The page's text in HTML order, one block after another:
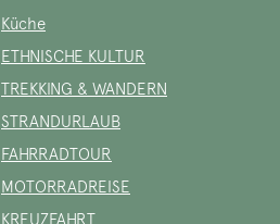
Küche
ETHNISCHE KULTUR
TREKKING & WANDERN
STRANDURLAUB
FAHRRADTOUR
MOTORRADREISE
KREUZFAHRT